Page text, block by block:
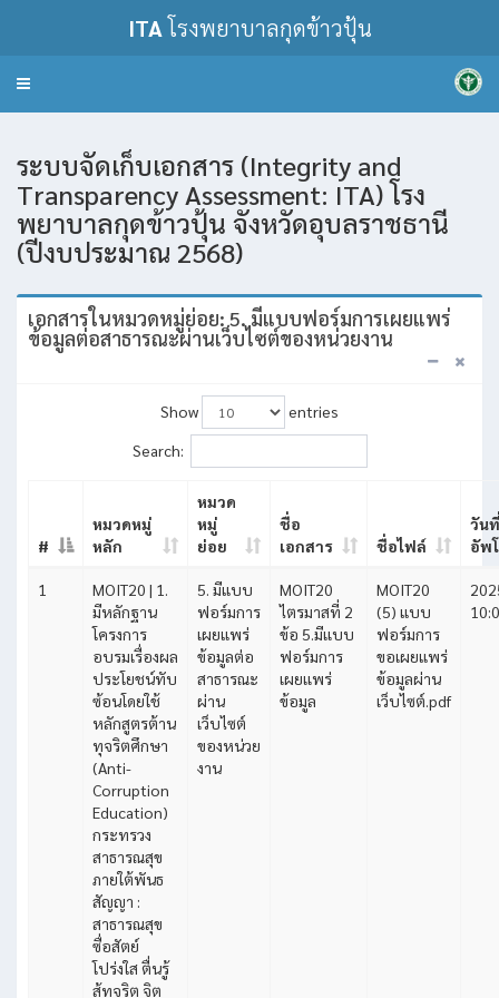
ITAโรงพยาบาลกุดข้าวปุ้น
Toggle
ระบบจัดเก็บเอกสาร (Integrity and
Transparency Assessment: ITA) โรง
พยาบาลกุดข้าวปุ้น จังหวัดอุบลราชธานี
(ปีงบประมาณ 2568)
เอกสารในหมวดหมู่ย่อย: 5. มีแบบฟอร์มการเผยแพร่
ข้อมูลต่อสาธารณะผ่านเว็บไซต์ของหน่วยงาน
Show
entries
Search:
#
หมวดหมู่
หลัก
หมวด
หมู่
ย่อย
ชื่อ
เอกสาร
ชื่อไฟล์
วันที่
อัพ
1
MOIT20 | 1.
มีหลักฐาน
โครงการ
อบรมเรื่องผล
ประโยชน์ทับ
ซ้อนโดยใช้
หลักสูตรต้าน
ทุจริตศึกษา
(Anti-
Corruption
Education)
กระทรวง
สาธารณสุข
ภายใต้พันธ
สัญญา :
สาธารณสุข
ซื่อสัตย์
โปร่งใส ตื่นรู้
สู้ทุจริต จิต
5. มีแบบ
ฟอร์มการ
เผยแพร่
ข้อมูลต่อ
สาธารณะ
ผ่าน
เว็บไซต์
ของหน่วย
งาน
MOIT20
ไตรมาสที่ 2
ข้อ 5.มีเเบบ
ฟอร์มการ
เผยเเพร่
ข้อมูล
MOIT20
(5) แบบ
ฟอร์มการ
ขอเผยแพร่
ข้อมูลผ่าน
เว็บไซต์.pdf